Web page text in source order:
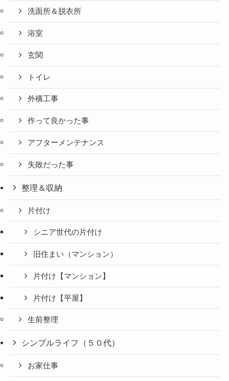
洗面所＆脱衣所
浴室
玄関
トイレ
外構工事
作って良かった事
アフターメンテナンス
失敗だった事
整理＆収納
片付け
シニア世代の片付け
旧住まい（マンション）
片付け【マンション】
片付け【平屋】
生前整理
シンプルライフ（５０代）
お家仕事